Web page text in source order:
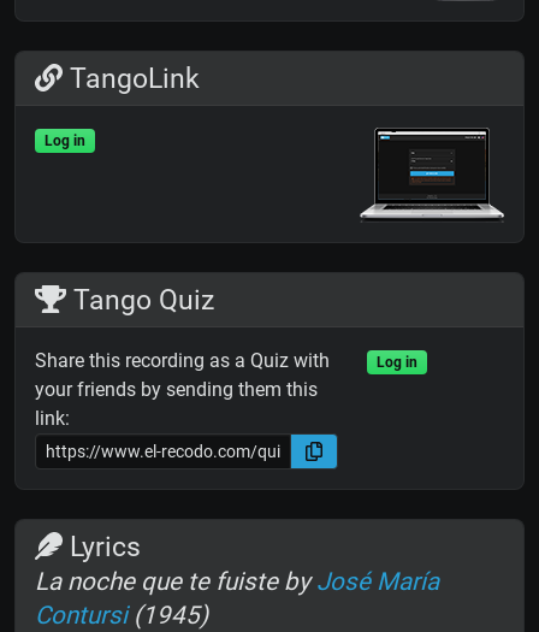
TangoLink
Log in
Tango Quiz
Share this recording as a Quiz with
your friends by sending them this
link:
Log in
Lyrics
La noche que te fuiste byJosé María
Contursi(1945)